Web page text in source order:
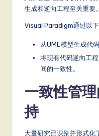
d
In
生成和逆向工程至关重要。
Visual Paradigm通过以下
从UML模型生成代
将现有代码逆向工
间的一致性。
一致性管
持
大量研究已识别并形式化